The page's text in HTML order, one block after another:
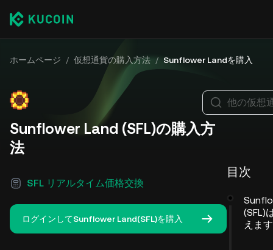
ホームページ / 仮想通貨の購入方法 / Sunflower Landを購入
Sunflower Land (SFL)の購入方
法
SFL リアルタイム価格交換
ログインしてSunflower Land(SFL)を購入
他の仮想
目次
(SFL)
えま